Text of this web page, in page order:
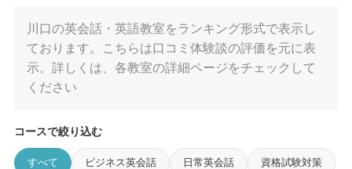
川口の英会話・英語教室をランキング形式で表示し
ております。こちらは口コミ体験談の評価を元に表
示。詳しくは、各教室の詳細ページをチェックして
ください
コースで絞り込む
すべて ビジネス英会話 日常英会話 資格試験対策